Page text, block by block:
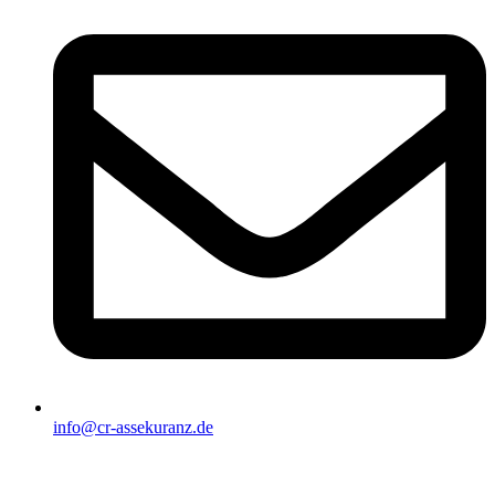
info@cr-assekuranz.de